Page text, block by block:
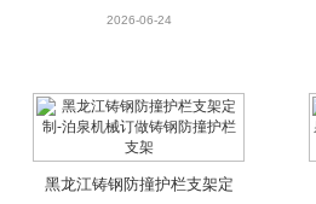
家-河北泊泉机械定做铸铁
2026-06-24
黑龙江铸钢防撞护栏支架定